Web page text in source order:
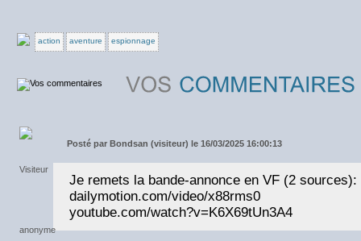
action aventure espionnage
Posté par Bondsan (visiteur) le 16/03/2025 16:00:13
Je remets la bande-annonce en VF (2 sources):
dailymotion.com/video/x88rms0
youtube.com/watch?v=K6X69tUn3A4